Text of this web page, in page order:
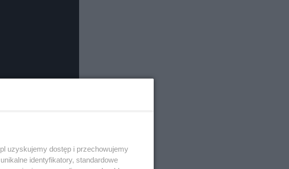
uzyskujemy dostęp i przechowujemy
identyfikatory, standardowe